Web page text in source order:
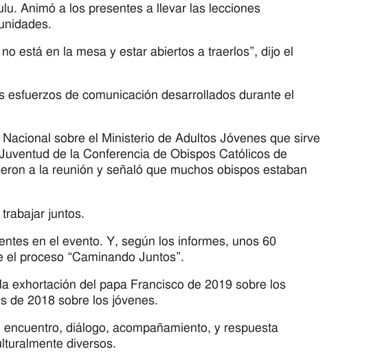
Animó a los presentes a llevar las lecciones
está en la mesa y estar abiertos a traerlos”, dijo el
de comunicación desarrollados durante el
sobre el Ministerio de Adultos Jóvenes que sirve
de la Conferencia de Obispos Católicos de
a la reunión y señaló que muchos obispos estaban
juntos.
en el evento. Y, según los informes, unos 60
proceso “Caminando Juntos”.
exhortación del papa Francisco de 2019 sobre los
de 2018 sobre los jóvenes.
diálogo, acompañamiento, y respuesta
diversos.